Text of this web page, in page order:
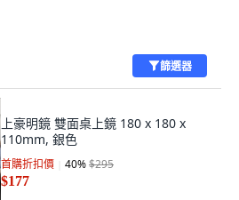
篩選器
上豪明鏡 雙面桌上鏡 180 x 180 x
110mm, 銀色
首購折扣價 40%$295
$177